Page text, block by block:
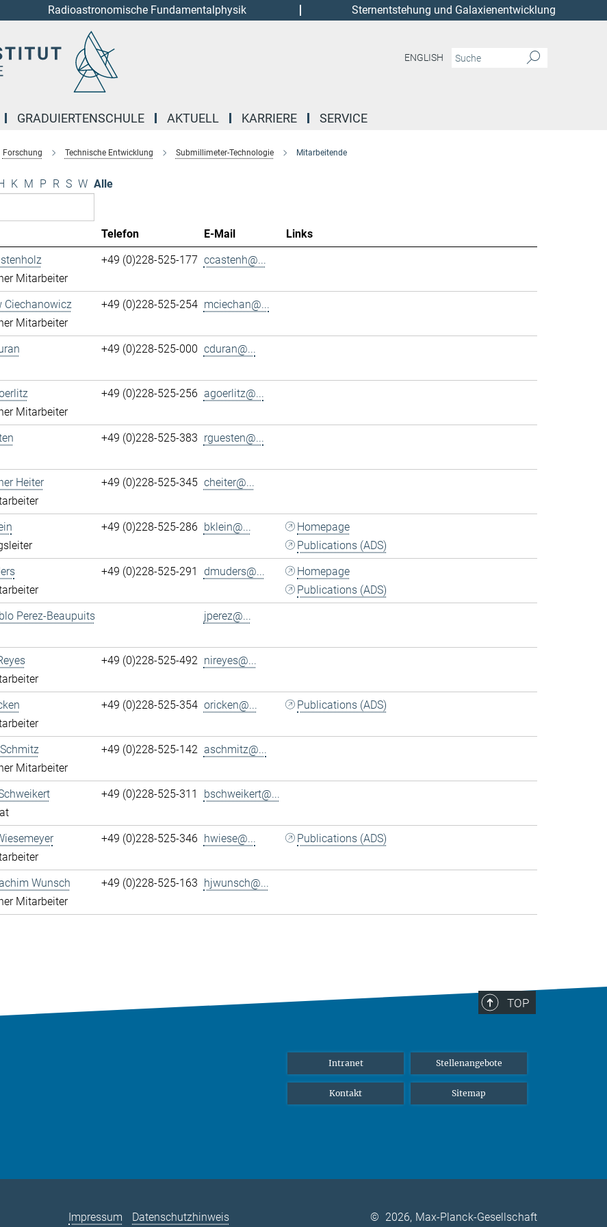
Radioastronomische Fundamentalphysik Sternentstehung und Galaxienentwicklung
ENGLISH
GRADUIERTENSCHULE AKTUELL KARRIERE SERVICE
Forschung Technische Entwicklung Submillimeter-Technologie Mitarbeitende
K M P R S W Alle
Telefon E-Mail
Links
Mitarbeiter
+49 (0)228-525-177 ccastenh@...
Ciechanowicz
Mitarbeiter
+49 (0)228-525-254 mciechan@...
+49 (0)228-525-000 cduran@...
Mitarbeiter
+49 (0)228-525-256 agoerlitz@...
+49 (0)228-525-383 rguesten@...
Heiter
+49 (0)228-525-345 cheiter@...
+49 (0)228-525-286 bklein@...
Homepage
Publications (ADS)
+49 (0)228-525-291 dmuders@...
Homepage
Publications (ADS)
Perez-Beaupuits
jperez@...
+49 (0)228-525-492 nireyes@...
+49 (0)228-525-354 oricken@... Publications (ADS)
Mitarbeiter
+49 (0)228-525-142 aschmitz@...
+49 (0)228-525-311 bschweikert@...
+49 (0)228-525-346 hwiese@... Publications (ADS)
Wunsch
Mitarbeiter
+49 (0)228-525-163 hjwunsch@...
TOP
Intranet Stellenangebote
Kontakt Sitemap
Impressum Datenschutzhinweis © 2026, Max-Planck-Gesellschaft